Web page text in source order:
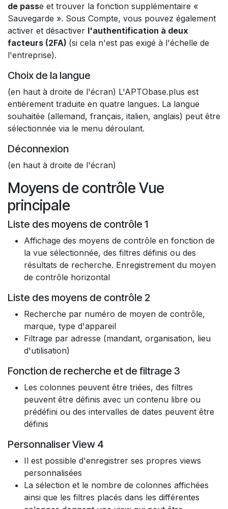
de passe et trouver la fonction supplémentaire «
Sauvegarde ». Sous Compte, vous pouvez également
activer et désactiver l'authentification à deux
facteurs (2FA) (si cela n'est pas exigé à l'échelle de
l'entreprise).
Choix de la langue
(en haut à droite de l'écran) L'APTObase.plus est
entièrement traduite en quatre langues. La langue
souhaitée (allemand, français, italien, anglais) peut être
sélectionnée via le menu déroulant.
Déconnexion
(en haut à droite de l'écran)
Moyens de contrôle Vue
principale
Liste des moyens de contrôle 1
Affichage des moyens de contrôle en fonction de
la vue sélectionnée, des filtres définis ou des
résultats de recherche. Enregistrement du moyen
de contrôle horizontal
Liste des moyens de contrôle 2
Recherche par numéro de moyen de contrôle,
marque, type d'appareil
Filtrage par adresse (mandant, organisation, lieu
d'utilisation)
Fonction de recherche et de filtrage 3
Les colonnes peuvent être triées, des filtres
peuvent être définis avec un contenu libre ou
prédéfini ou des intervalles de dates peuvent être
définis
Personnaliser View 4
Il est possible d'enregistrer ses propres views
personnalisées
La sélection et le nombre de colonnes affichées
ainsi que les filtres placés dans les différentes